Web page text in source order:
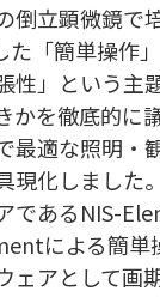
倒立顕微鏡で
た「簡単操作
性」という主
かを徹底的に
最適な照明・
現化しました
であるNIS-
による簡単
ェアとして画